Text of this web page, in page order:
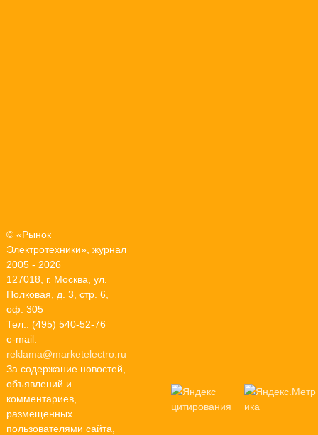
© «Рынок
Электротехники», журнал
2005 - 2026
127018, г. Москва, ул.
Полковая, д. 3, стр. 6,
оф. 305
Тел.: (495) 540-52-76
e-mail:
reklama@marketelectro.ru
За содержание новостей,
объявлений и
комментариев,
размещенных
пользователями сайта,